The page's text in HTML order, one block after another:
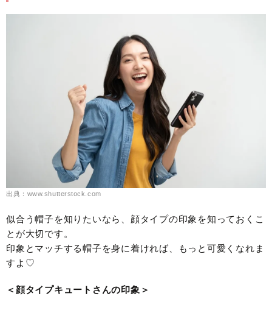
出典：www.shutterstock.com
似合う帽子を知りたいなら、顔タイプの印象を知っておくこ
とが大切です。
印象とマッチする帽子を身に着ければ、もっと可愛くなれま
すよ♡
＜顔タイプキュートさんの印象＞